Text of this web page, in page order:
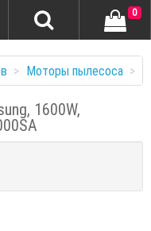
0
Моторы пылесоса
1600W,